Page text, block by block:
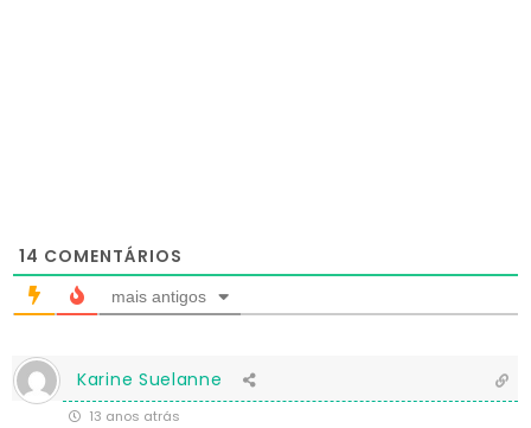
14 COMENTÁRIOS
mais antigos
Karine Suelanne
13 anos atrás